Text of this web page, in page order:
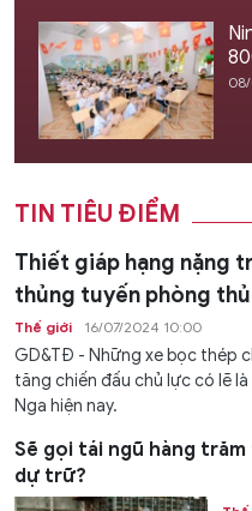
TIN TIÊU ĐIỂM
Thiết giáp hạng nặng
thủng tuyến phòng
Thế giới 16/07/2024 10:00
GD&TĐ - Những xe bọc thép
tăng chiến đấu chủ lực có lẽ
Nga hiện nay.
Sẽ gọi tái ngũ hàng
dự trữ?